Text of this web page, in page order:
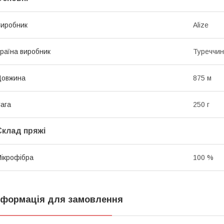
Alize
виробник
875 м
250 г
пряжі
100 %
для замовлення